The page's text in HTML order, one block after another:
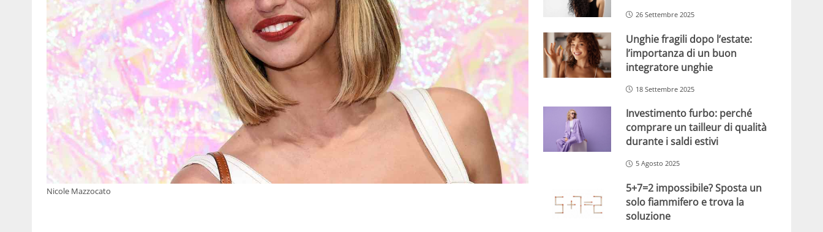
Nicole Mazzocato
26 Settembre 2025
Unghie fragili dopo l’estate:
l’importanza di un buon
integratore unghie
18 Settembre 2025
Investimento furbo: perché
comprare un tailleur di qualità
durante i saldi estivi
5 Agosto 2025
5+7=2 impossibile? Sposta un
solo fiammifero e trova la
soluzione